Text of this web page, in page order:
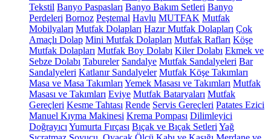
Tekstil Banyo Paspasları Banyo Bakım Setleri Banyo
Perdeleri Bornoz Peştemal Havlu MUTFAK Mutfak
Mobilyaları Mutfak Dolapları Hazır Mutfak Dolapları Çok
Amaçlı Dolap Mini Mutfak Dolapları Mutfak Rafları Köşe
Mutfak Dolapları Mutfak Boy Dolabı Kiler Dolabı Ekmek ve
Sebze Dolabı Tabureler Sandalye Mutfak Sandalyeleri Bar
Sandalyeleri Katlanır Sandalyeler Mutfak Köşe Takımları
Masa ve Masa Takımları Yemek Masası ve Takımları Mutfak
Masası ve Takımları Eviye Mutfak Bataryaları Mutfak
Gereçleri Kesme Tahtası Rende Servis Gereçleri Patates Ezici
Manuel Kıyma Makinesi Krema Pompası Dilimleyici
Doğrayıcı Yumurta Fırçası Bıçak ve Bıçak Setleri Yağ